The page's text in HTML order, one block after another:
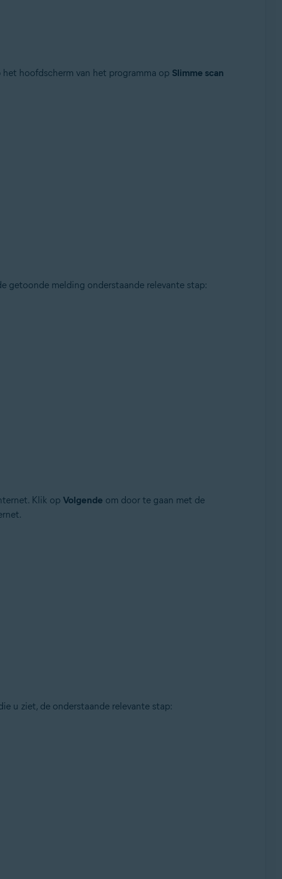
hoofdscherm van het programma op Slimme scan
getoonde melding onderstaande relevante stap:
Klik op Volgende om door te gaan met de
u ziet, de onderstaande relevante stap: